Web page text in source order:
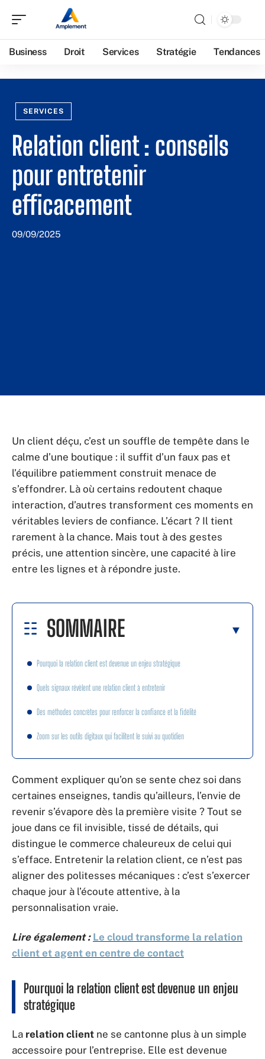
Business Droit Services Stratégie Tendances
SERVICES
Relation client : conseils
pour entretenir
efficacement
09/09/2025
Un client déçu, c’est un souffle de tempête dans le
calme d’une boutique : il suffit d’un faux pas et
l’équilibre patiemment construit menace de
s’effondrer. Là où certains redoutent chaque
interaction, d’autres transforment ces moments en
véritables leviers de confiance. L’écart ? Il tient
rarement à la chance. Mais tout à des gestes
précis, une attention sincère, une capacité à lire
entre les lignes et à répondre juste.
SOMMAIRE
Pourquoi la relation client est devenue un enjeu stratégique
Quels signaux révèlent une relation client à entretenir
Des méthodes concrètes pour renforcer la confiance et la fidélité
Zoom sur les outils digitaux qui facilitent le suivi au quotidien
Comment expliquer qu’on se sente chez soi dans
certaines enseignes, tandis qu’ailleurs, l’envie de
revenir s’évapore dès la première visite ? Tout se
joue dans ce fil invisible, tissé de détails, qui
distingue le commerce chaleureux de celui qui
s’efface. Entretenir la relation client, ce n’est pas
aligner des politesses mécaniques : c’est s’exercer
chaque jour à l’écoute attentive, à la
personnalisation vraie.
Lire également : Le cloud transforme la relation
client et agent en centre de contact
Pourquoi la relation client est devenue un enjeu
stratégique
La relation client ne se cantonne plus à un simple
accessoire pour l’entreprise. Elle est devenue